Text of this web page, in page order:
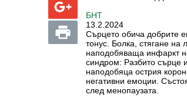
БНТ
13.2.2024
Сърцето обича добрите
тонус. Болка, стягане на
наподобяваща инфаркт
синдром: Разбито сърце
наподобяца острия
негативни емоции.
след менопаузата.